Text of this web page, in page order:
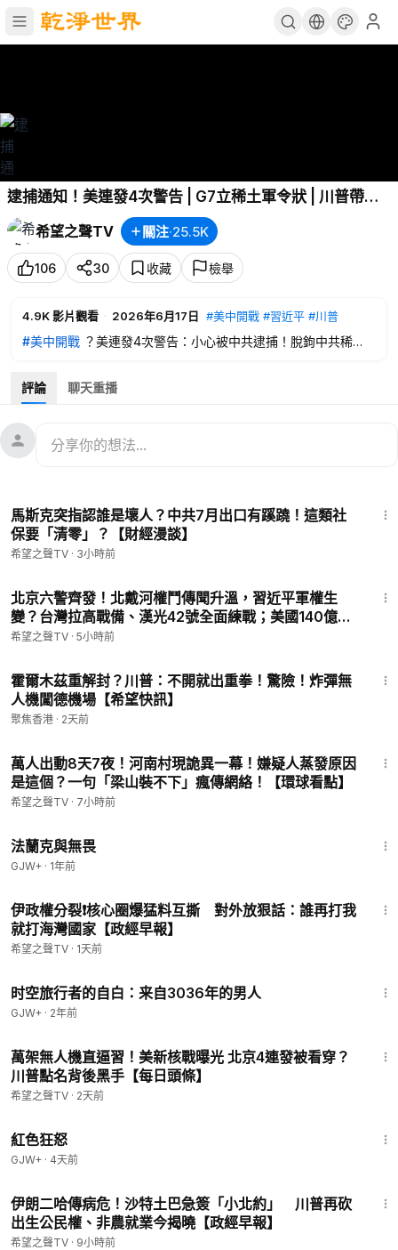
逮捕通知！美連發4次警告 | G7立稀土軍令狀 | 川普帶貨
OpenAI？【財經漫談】
希望之聲TV
關注·25.5K
106 30 收藏 檢舉
4.9K影片觀看 · 2026年6月17日 #美中開戰 #習近平 #川普
#美中開戰 ？美連發4次警告：小心被中共逮捕！脫鉤中共稀
控； AI軍情有點亂，
00:11
14:12 AI軍情有點亂，川普帶頭炒AI？
19:16 美國AI用不起，微軟改用Deepseek？
💟捐助我們 ►https://donorbox.org/soh-tv
🤝廣告合作洽談 ►
▬▬▬▬▬▬▬▬▬▬▬▬▬▬▬▬
希望之聲TV （SOH TV）每天會為您及時報導中國、香港，台
灣、美國、歐洲等全世界的最新新聞，我們的新聞直播會有知名
真相節目深受大陸觀眾喜愛。當前中共已成全世界焦點，習近平
治下的中國命運將如何，中國觀察節目會通過紀錄片及記者採訪
為您及時報導。
----------------------
評論 聊天重播
馬斯克突指認誰是壞人？中共7月出口有蹊蹺！這類社
保要「清零」？【財經漫談】
希望之聲TV · 3小時前
北京六警齊發！北戴河權鬥傳聞升溫，習近平軍權生
變？台灣拉高戰備、漢光42號全面練戰；美國140億軍
售壓上台海 【紅朝禁聞】
希望之聲TV · 5小時前
霍爾木茲重解封？川普：不開就出重拳！驚險！炸彈無
人機闖德機場【希望快訊】
聚焦香港 · 2天前
萬人出動8天7夜！河南村現詭異一幕！嫌疑人蒸發原因
是這個？一句「梁山裝不下」瘋傳網絡！【環球看點】
希望之聲TV · 7小時前
法蘭克與無畏
GJW+ · 1年前
伊政權分裂❗️核心圈爆猛料互撕 對外放狠話：誰再打我
就打海灣國家【政經早報】
希望之聲TV · 1天前
时空旅行者的自白：来自3036年的男人
GJW+ · 2年前
萬架無人機直逼習！美新核戰曝光 北京4連發被看穿？
川普點名背後黑手【每日頭條】
希望之聲TV · 2天前
紅色狂怒
GJW+ · 4天前
伊朗二哈傳病危！沙特土巴急簽「小北約」 川普再砍
出生公民權、非農就業今揭曉【政經早報】
希望之聲TV · 9小時前